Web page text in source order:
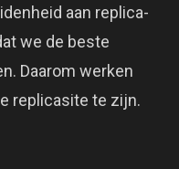
aan replica-
we de beste
Daarom werken
replicasite te zijn.